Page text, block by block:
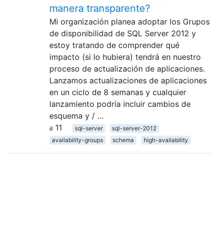
manera transparente?
Mi organización planea adoptar los Grupos
de disponibilidad de SQL Server 2012 y
estoy tratando de comprender qué
impacto (si lo hubiera) tendrá en nuestro
proceso de actualización de aplicaciones.
Lanzamos actualizaciones de aplicaciones
en un ciclo de 8 semanas y cualquier
lanzamiento podría incluir cambios de
esquema y / …
11
sql-server
sql-server-2012
availability-groups
schema high-availability